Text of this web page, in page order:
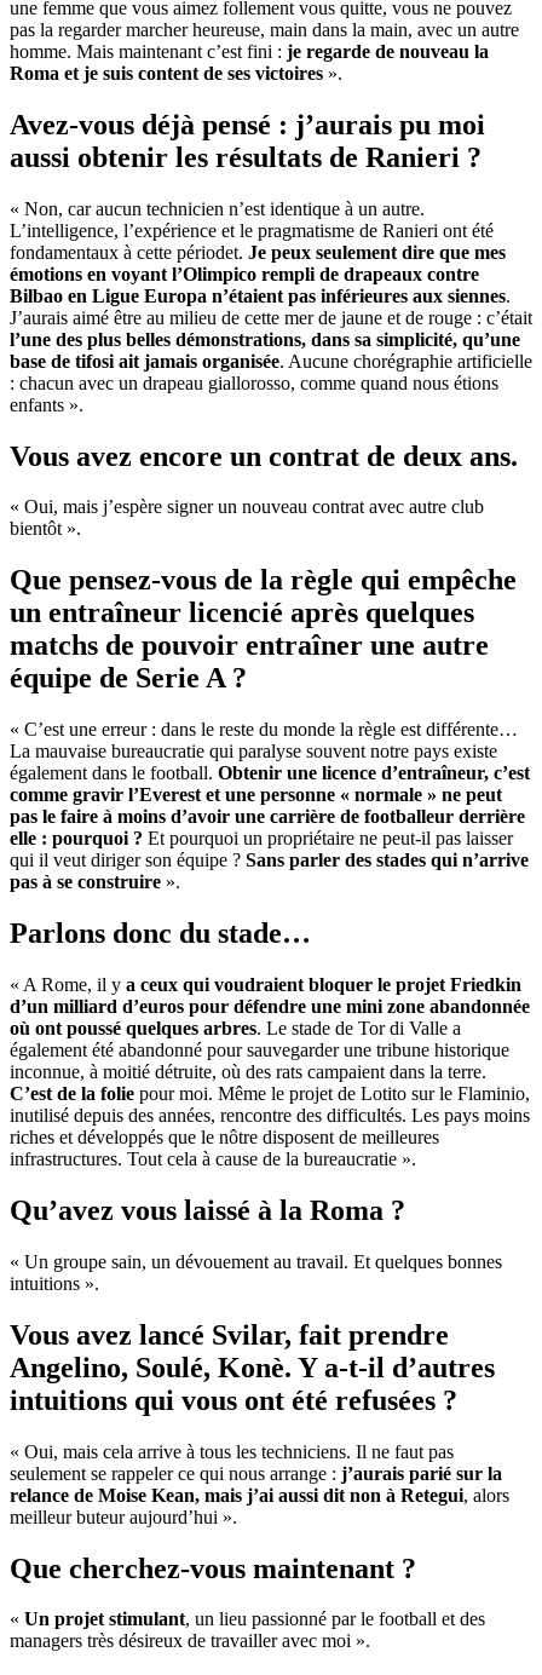
une femme que vous aimez follement vous quitte, vous ne pouvez
pas la regarder marcher heureuse, main dans la main, avec un autre
homme. Mais maintenant c’est fini : je regarde de nouveau la
Roma et je suis content de ses victoires ».
Avez-vous déjà pensé : j’aurais pu moi
aussi obtenir les résultats de Ranieri ?
« Non, car aucun technicien n’est identique à un autre.
L’intelligence, l’expérience et le pragmatisme de Ranieri ont été
fondamentaux à cette périodet. Je peux seulement dire que mes
émotions en voyant l’Olimpico rempli de drapeaux contre
Bilbao en Ligue Europa n’étaient pas inférieures aux siennes.
J’aurais aimé être au milieu de cette mer de jaune et de rouge : c’était
l’une des plus belles démonstrations, dans sa simplicité, qu’une
base de tifosi ait jamais organisée. Aucune chorégraphie artificielle
: chacun avec un drapeau giallorosso, comme quand nous étions
enfants ».
Vous avez encore un contrat de deux ans.
« Oui, mais j’espère signer un nouveau contrat avec autre club
bientôt ».
Que pensez-vous de la règle qui empêche
un entraîneur licencié après quelques
matchs de pouvoir entraîner une autre
équipe de Serie A ?
« C’est une erreur : dans le reste du monde la règle est différente…
La mauvaise bureaucratie qui paralyse souvent notre pays existe
également dans le football. Obtenir une licence d’entraîneur, c’est
comme gravir l’Everest et une personne « normale » ne peut
pas le faire à moins d’avoir une carrière de footballeur derrière
elle : pourquoi ? Et pourquoi un propriétaire ne peut-il pas laisser
qui il veut diriger son équipe ? Sans parler des stades qui n’arrive
pas à se construire ».
Parlons donc du stade…
« A Rome, il y a ceux qui voudraient bloquer le projet Friedkin
d’un milliard d’euros pour défendre une mini zone abandonnée
où ont poussé quelques arbres. Le stade de Tor di Valle a
également été abandonné pour sauvegarder une tribune historique
inconnue, à moitié détruite, où des rats campaient dans la terre.
C’est de la folie pour moi. Même le projet de Lotito sur le Flaminio,
inutilisé depuis des années, rencontre des difficultés. Les pays moins
riches et développés que le nôtre disposent de meilleures
infrastructures. Tout cela à cause de la bureaucratie ».
Qu’avez vous laissé à la Roma ?
« Un groupe sain, un dévouement au travail. Et quelques bonnes
intuitions ».
Vous avez lancé Svilar, fait prendre
Angelino, Soulé, Konè. Y a-t-il d’autres
intuitions qui vous ont été refusées ?
« Oui, mais cela arrive à tous les techniciens. Il ne faut pas
seulement se rappeler ce qui nous arrange : j’aurais parié sur la
relance de Moise Kean, mais j’ai aussi dit non à Retegui, alors
meilleur buteur aujourd’hui ».
Que cherchez-vous maintenant ?
« Un projet stimulant, un lieu passionné par le football et des
managers très désireux de travailler avec moi ».